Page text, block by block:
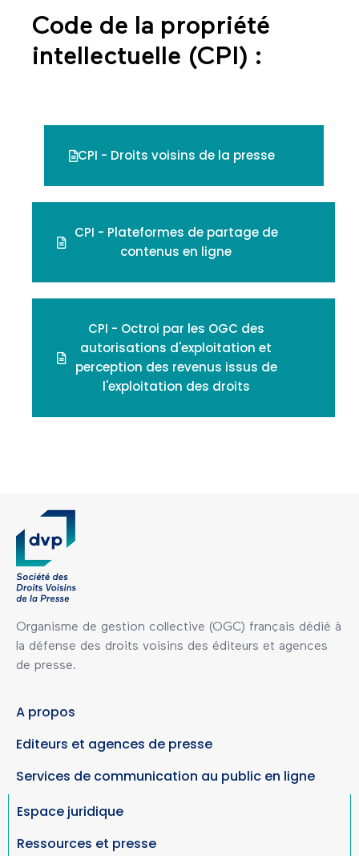
Code de la propriété
intellectuelle (CPI) :
CPI - Droits voisins de la presse
CPI - Plateformes de partage de
contenus en ligne
CPI - Octroi par les OGC des
autorisations d'exploitation et
perception des revenus issus de
l'exploitation des droits
Organisme de gestion collective (OGC) français dédié à
la défense des droits voisins des éditeurs et agences
de presse.
A propos
Editeurs et agences de presse
Services de communication au public en ligne
Espace juridique
Ressources et presse